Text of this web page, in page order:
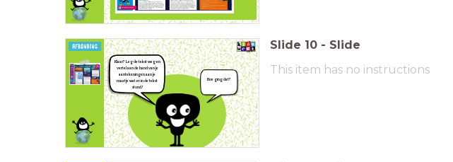
Klaar? Leg de tekst weg en
vertel aan de hand van je
aantekeningen aan je
maatje wat er in de tekst
stond!
Hoe ging dat?
Slide 10 - Slide
This item has no instructions